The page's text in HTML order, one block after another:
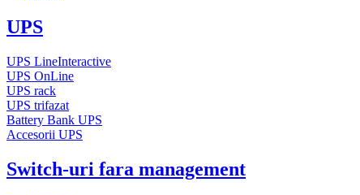
UPS
UPS LineInteractive
UPS OnLine
UPS rack
UPS trifazat
Battery Bank UPS
Accesorii UPS
Switch-uri fara management